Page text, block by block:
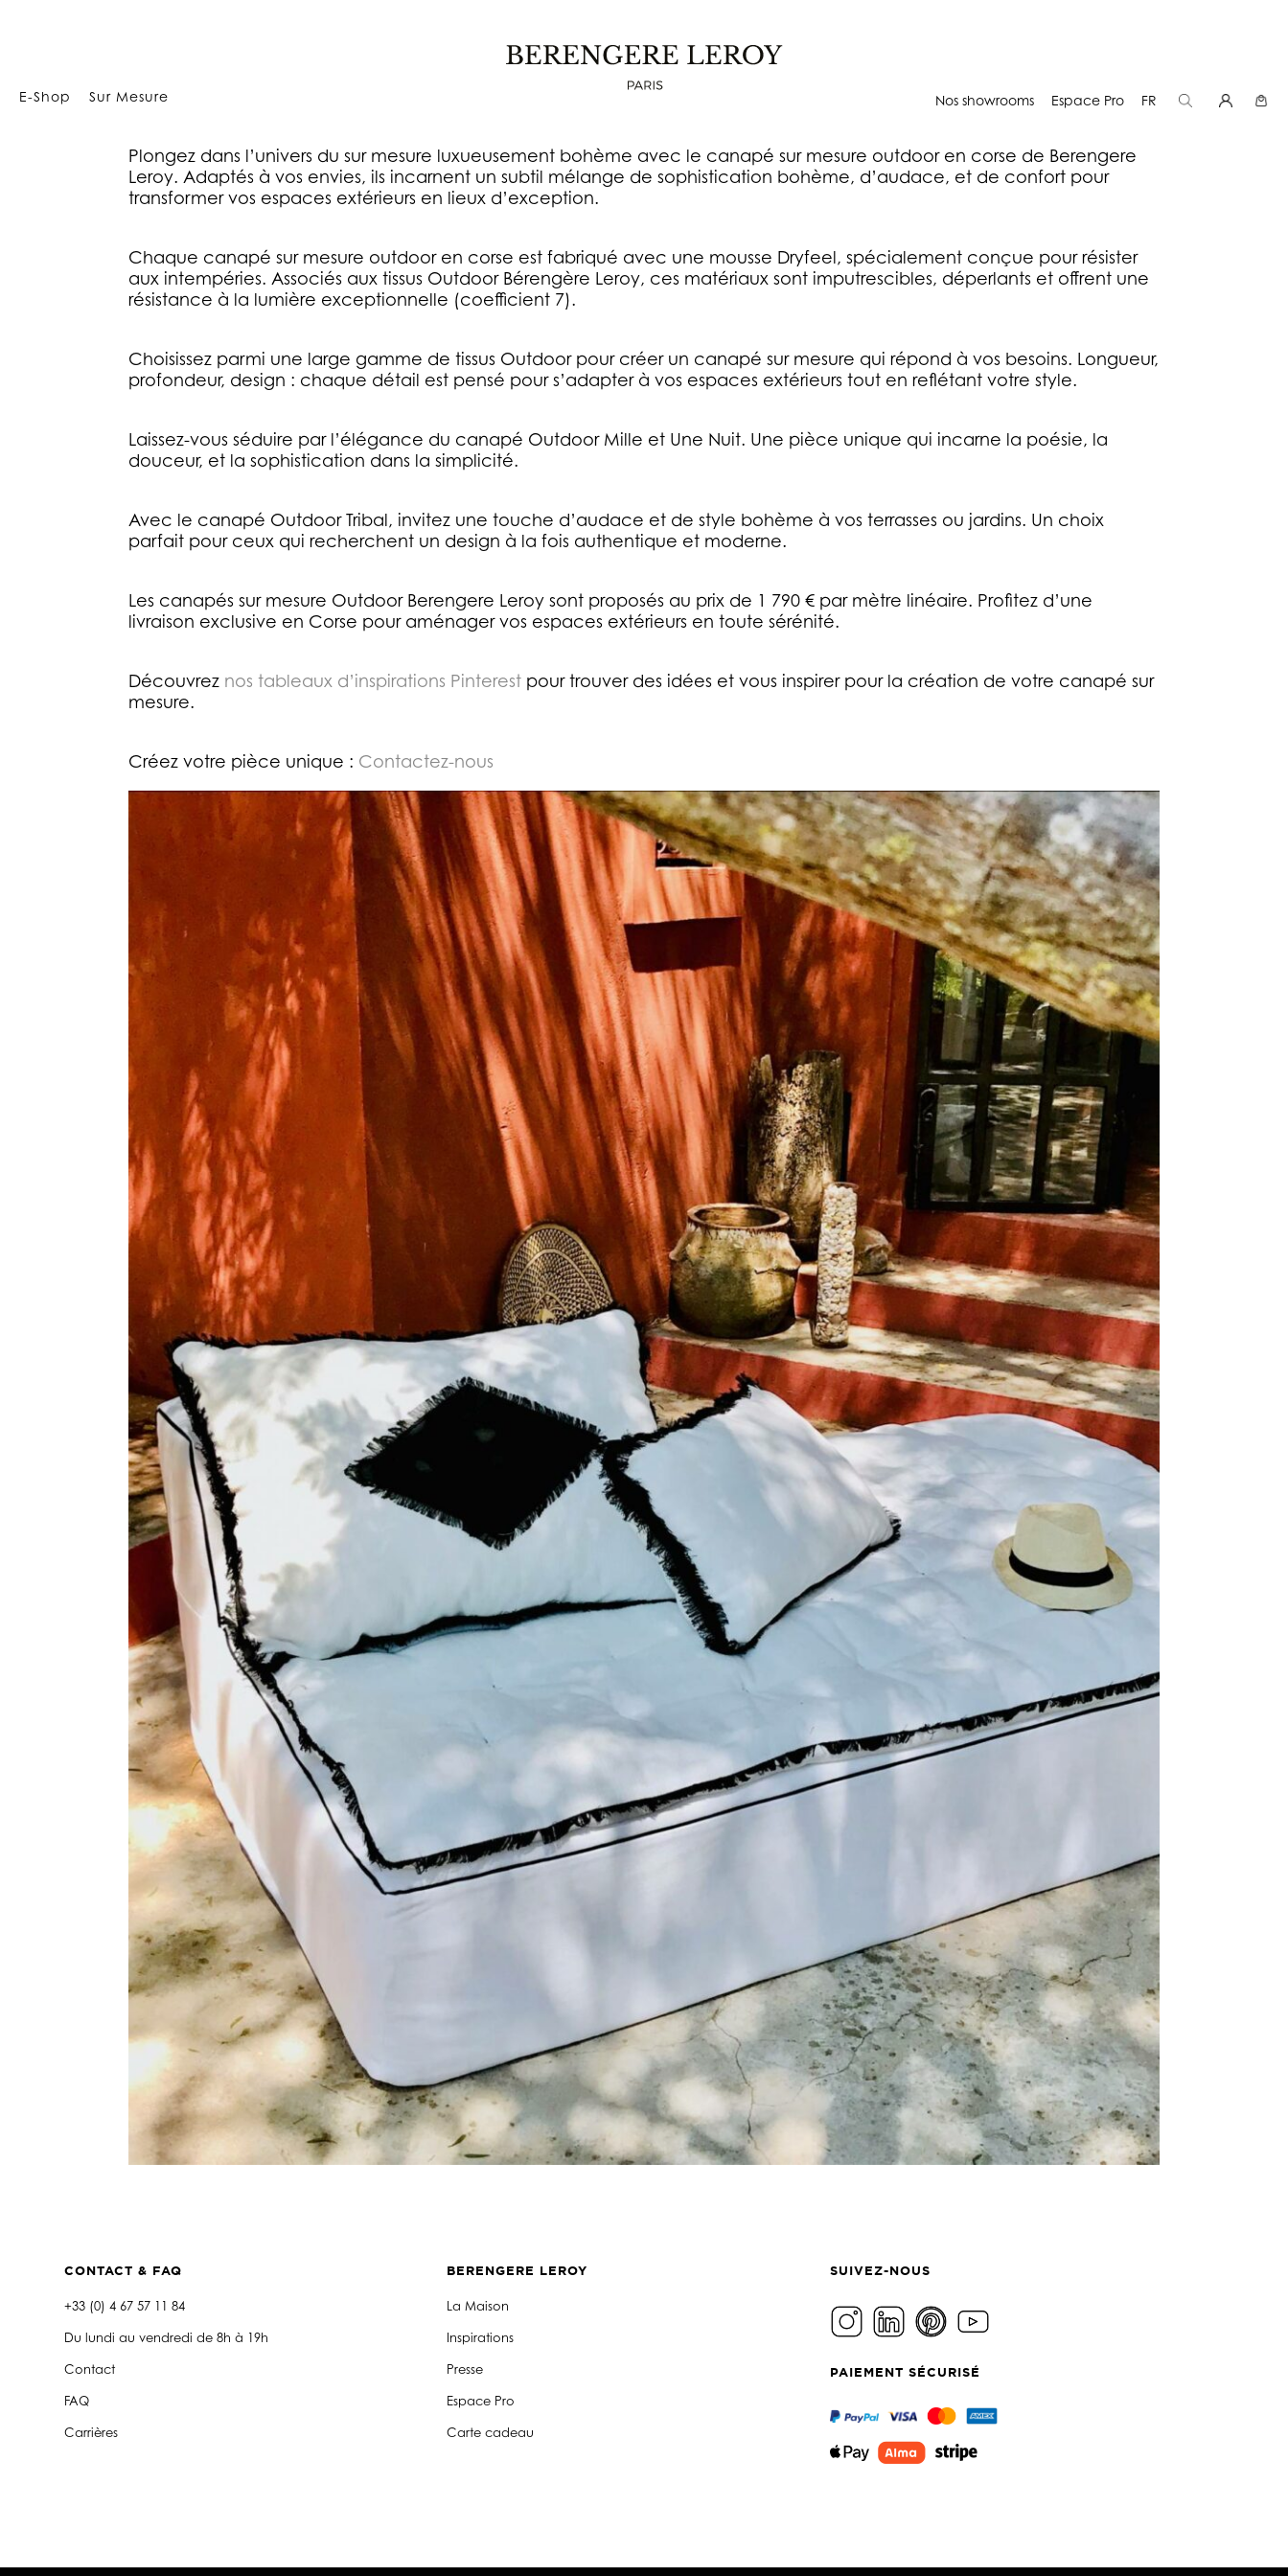
E-Shop Sur Mesure Nos showrooms Espace Pro FR
CANAPÉ SUR MESURE OUTDOOR EN CORSE
Plongez dans l’univers du sur mesure luxueusement bohème avec le canapé sur mesure outdoor en corse de Berengere
Leroy. Adaptés à vos envies, ils incarnent un subtil mélange de sophistication bohème, d’audace, et de confort pour
transformer vos espaces extérieurs en lieux d’exception.
Chaque canapé sur mesure outdoor en corse est fabriqué avec une mousse Dryfeel, spécialement conçue pour résister
aux intempéries. Associés aux tissus Outdoor Bérengère Leroy, ces matériaux sont imputrescibles, déperlants et offrent une
résistance à la lumière exceptionnelle (coefficient 7).
Choisissez parmi une large gamme de tissus Outdoor pour créer un canapé sur mesure qui répond à vos besoins. Longueur,
profondeur, design : chaque détail est pensé pour s’adapter à vos espaces extérieurs tout en reflétant votre style.
Laissez-vous séduire par l’élégance du canapé Outdoor Mille et Une Nuit. Une pièce unique qui incarne la poésie, la
douceur, et la sophistication dans la simplicité.
Avec le canapé Outdoor Tribal, invitez une touche d’audace et de style bohème à vos terrasses ou jardins. Un choix
parfait pour ceux qui recherchent un design à la fois authentique et moderne.
Les canapés sur mesure Outdoor Berengere Leroy sont proposés au prix de 1 790 € par mètre linéaire. Profitez d’une
livraison exclusive en Corse pour aménager vos espaces extérieurs en toute sérénité.
Découvrez nos tableaux d’inspirations Pinterest pour trouver des idées et vous inspirer pour la création de votre canapé sur
mesure.
Créez votre pièce unique : Contactez-nous
CONTACT & FAQ
+33 (0) 4 67 57 11 84
Du lundi au vendredi de 8h à 19h
Contact
FAQ
Carrières
BERENGERE LEROY
La Maison
Inspirations
Presse
Espace Pro
Carte cadeau
SUIVEZ-NOUS
PAIEMENT SÉCURISÉ